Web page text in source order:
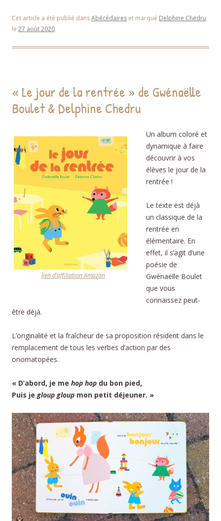
Cet article a été publié dansAbécédaires et marqué Delphine Chedru
le 27 août 2020.
« Le jour de la rentrée » de Gwénaëlle
Boulet & Delphine Chedru
lien d’affiliation Amazon
Un album coloré et
dynamique à faire
découvrir à vos
élèves le jour de la
rentrée !
Le texte est déjà
un classique de la
rentrée en
élémentaire. En
effet, il s’agit d’une
poésie de
Gwénaëlle Boulet
que vous
connaissez peut-
être déjà.
L’originalité et la fraîcheur de sa proposition résident dans le
remplacement de tous les verbes d’action par des
onomatopées.
« D’abord, je me hop hop du bon pied,
Puis je gloup gloup mon petit déjeuner. »